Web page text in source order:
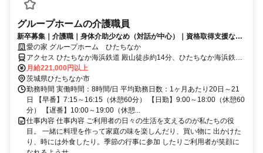
グループホームの介護職員
新卒募集｜介護職｜身体介助少なめ（対話が中心）｜資格取得支援など
福利厚生充実◎
愛の家 グループホーム ひたちなか
アクセス ひたちなか海浜鉄道 殿山徒歩約14分、ひたちなか海浜鉄道
那珂湊徒歩約20分、ひたちなか海浜鉄道 平磯徒歩約21分 ひたちなか
海浜鉄道湊線「殿山駅」より徒歩14分
月給221,000円以上
茨城県ひたちなか市
勤務時間 実働時間：8時間/日 平均勤務日数：1ヶ月あたり20日～21
日 【早番】7:15～16:15（休憩60分） 【日勤】9:00～18:00（休憩60
分） 【遅番】10:00～19:00（休憩...
仕事内容 仕事内容 ご利用者の日々の生活を支えるのが私たちの役
目。 一緒に料理を作って家庭の味を楽しんだり、買い物に 出かけた
り、時には外食したり。季節の行事に参加 したりご利用者が笑顔に